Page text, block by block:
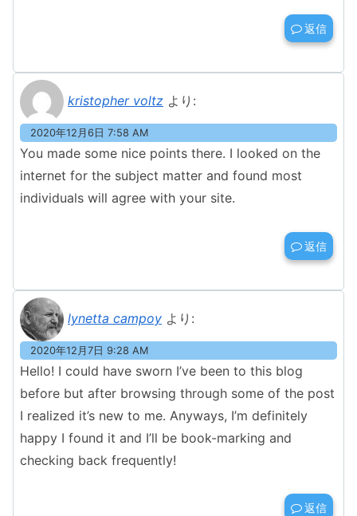
返信
kristopher voltz より:
2020年12月6日 7:58 AM
You made some nice points there. I looked on the
internet for the subject matter and found most
individuals will agree with your site.
返信
lynetta campoy より:
2020年12月7日 9:28 AM
Hello! I could have sworn I’ve been to this blog
before but after browsing through some of the post
I realized it’s new to me. Anyways, I’m definitely
happy I found it and I’ll be book-marking and
checking back frequently!
返信